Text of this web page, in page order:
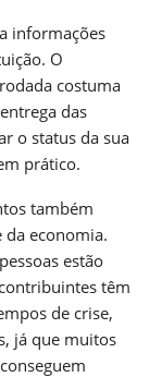
informações
O
costuma
das
o status da sua
prático.
também
economia.
estão
têm
de crise,
já que muitos